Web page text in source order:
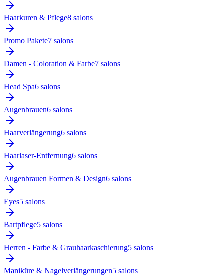
Haarkuren & Pflege8 salons
Promo Pakete7 salons
Damen - Coloration & Farbe7 salons
Head Spa6 salons
Augenbrauen6 salons
Haarverlängerung6 salons
Haarlaser-Entfernung6 salons
Augenbrauen Formen & Design6 salons
Eyes5 salons
Bartpflege5 salons
Herren - Farbe & Grauhaarkaschierung5 salons
Maniküre & Nagelverlängerungen5 salons